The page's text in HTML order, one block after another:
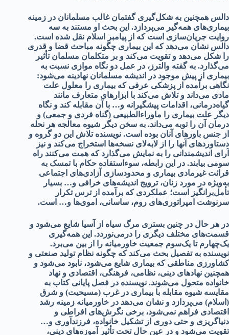
دالس همچنین به شکل‌گیری گفتمان غالب مسلمانان در زمینه
بیماری‌های همه‌گیر می‌پردازد. این بحث او مستند به سه
روایت جریان‌سازی است که از پیامبر اسلام نقل شده است.
دالس نشان می‌دهد که این بیماری چگونه مباحث قضا و قدری
را شکل می‌دهد و تقویت می‌کند و بر متکلمان مسلمان تأثیر
می‌گذارد. به گفته والترز، در عمل دو نگاه موازی نسبت به
بیماری از پیش موجود در اندیشه مسلمانان نهادینه می‌شود:
نگاهی برآمده از پزشکی عرفی که بیماری را معلول علت
مادی می‌داند و تلاش می‌کند با ابزارهای متعارف مانند
گیاه‌درمانی، اقدامات پیشگیرانه و… با آن مقابله کند و نگاه
دیگر علت بیماری را ماوراءالطبیعی (گناه فردی و جمعی) و
درمان آن را توبه می‌داند. به سخن دیگر شیوه معالجه هر نحله
از جنس باورهای آنان بوده است. نویسنده تلاش این دو گروه و
دستاوردهای آنها را از لابه‌لای نسخه‌ها استخراج می‌کند و نیز
آرای اندیشمندانی را به نمایش می‌گذارد که همت می‌کنند راه
سومی بیابند. در این رابطه، سوء‌استفاده حکام با تمسک به
قرائت غیرمادی بیماری و محدودسازی آزادی‌های اجتماعی
به‌ویژه در مورد زنان، ترویج اندیشه‌های خرافی و… بسیار
تأمل‌برانگیز است؛ عملکردی که برآمده از ترس تکرار
سرنوشت امپراتوری‌های روم، ساسانی، اموی‌ها و… است.
در هر حال در چنین بستری مرگ سیاه از آسیا شایع می‌شود و
قسمت‌های مختلف دیگری را درمی‌نوردد. این همه‌گیری
یک‌چهارم تا یک‌سوم جمعیت خاورمیانه را از بین می‌برد.
نویسنده به تفصیل بحث می‌کند که چگونه نظام تولید صنعتی و
کشاورزی مناطقی که بیماری شایع می‌شود، نابود می‌شود و
همچنین نهادهای دینی، نظامی، فرهنگی، اقتصادی و نهاد
خانواده متحول می‌شوند. نویسنده در فصل پایانی کتاب به
مقایسه شیوه مقابله با بیماری در غرب (مسیحیت) و شرق
(اسلام) می‌پردازد و نشان می‌دهد در خاورمیانه زمینه رشد
اقتصادی فراهم نمی‌شود، برخی نگرش‌های افراطی و
دنیاگریزی و حتی دوری از تشکیل خانواده، فرزندآوری و…
تقویت می‌شود و در عین حال تحت تأثیر آموزه‌های دینی،